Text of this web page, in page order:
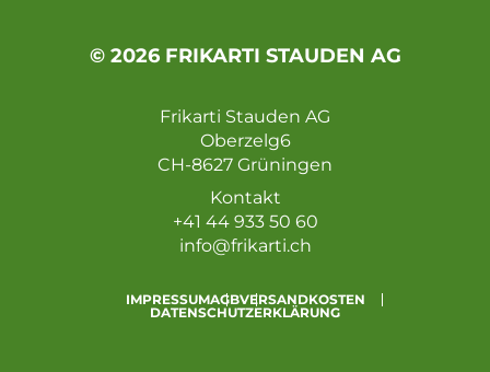
© 2026 FRIKARTI STAUDEN AG
Frikarti Stauden AG
Oberzelg6
CH-8627 Grüningen
Kontakt
+41 44 933 50 60
info@frikarti.ch
IMPRESSUMAGBVERSANDKOSTEN
DATENSCHUTZERKLÄRUNG